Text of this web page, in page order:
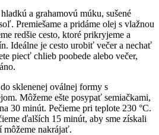
a grahamovú múku, sušené
Premiešame a pridáme olej s vlažnou
redšie cesto, ktoré prikryjeme a
Ideálne je cesto urobiť večer a nechať
piecť chlieb poobede alebo večer,
sklenenej oválnej formy s
Môžeme ešte posypať semiačkami,
30 minút. Pečieme pri teplote 230 °C.
ďalších 15 minút, aby sme získali
môžeme nakrájať.